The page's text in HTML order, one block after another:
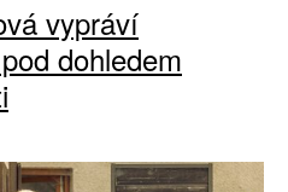
vypráví
dohledem